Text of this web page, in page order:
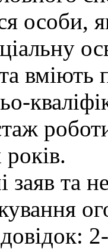
особи,
заяв та